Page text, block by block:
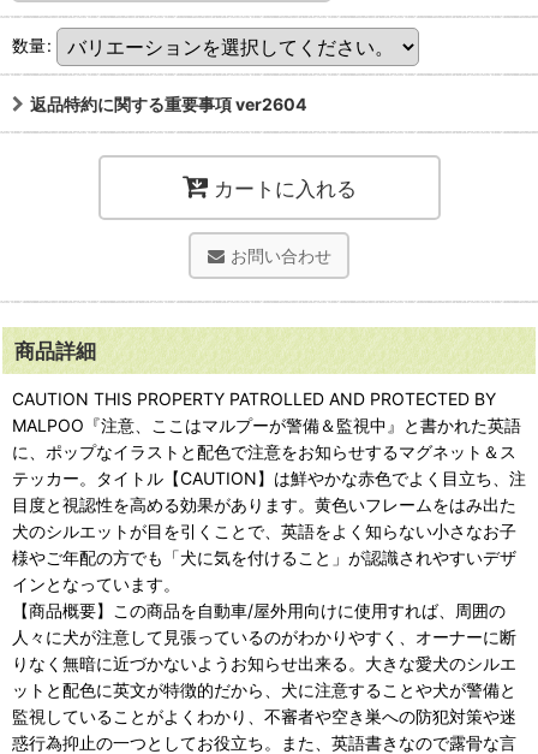
数量:
返品特約に関する重要事項 ver2604
カートに入れる
お問い合わせ
商品詳細
CAUTION THIS PROPERTY PATROLLED AND PROTECTED BY
MALPOO『注意、ここはマルプーが警備＆監視中』と書かれた英語
に、ポップなイラストと配色で注意をお知らせするマグネット＆ス
テッカー。タイトル【CAUTION】は鮮やかな赤色でよく目立ち、注
目度と視認性を高める効果があります。黄色いフレームをはみ出た
犬のシルエットが目を引くことで、英語をよく知らない小さなお子
様やご年配の方でも「犬に気を付けること」が認識されやすいデザ
インとなっています。
【商品概要】この商品を自動車/屋外用向けに使用すれば、周囲の
人々に犬が注意して見張っているのがわかりやすく、オーナーに断
りなく無暗に近づかないようお知らせ出来る。大きな愛犬のシルエ
ットと配色に英文が特徴的だから、犬に注意することや犬が警備と
監視していることがよくわかり、不審者や空き巣への防犯対策や迷
惑行為抑止の一つとしてお役立ち。また、英語書きなので露骨な言